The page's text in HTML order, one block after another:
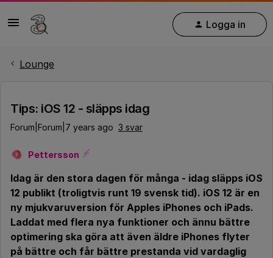
Logga in
Lounge
Tips: iOS 12 - släpps idag
Forum|Forum|7 years ago 3 svar
P Pettersson
Idag är den stora dagen för många - idag släpps iOS
12 publikt (troligtvis runt 19 svensk tid). iOS 12 är en
ny mjukvaruversion för Apples iPhones och iPads.
Laddat med flera nya funktioner och ännu bättre
optimering ska göra att även äldre iPhones flyter
på bättre och får bättre prestanda vid vardaglig